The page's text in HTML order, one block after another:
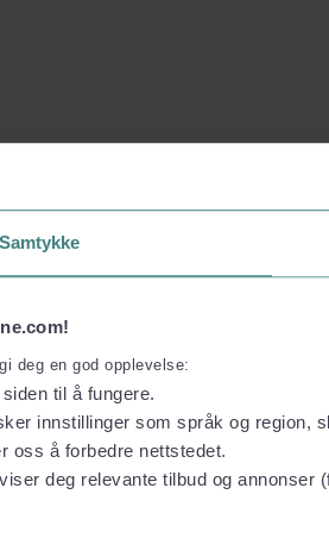
Samtykke
deg en god opplevelse:
til å fungere.
innstillinger som språk og region,
oss å forbedre nettstedet.
deg relevante tilbud og annonser